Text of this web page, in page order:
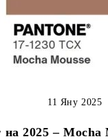
на 2025 – Mocha
11 Яну 2025